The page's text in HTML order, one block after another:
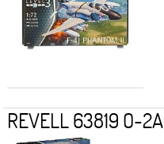
REVELL 63819 O-2A